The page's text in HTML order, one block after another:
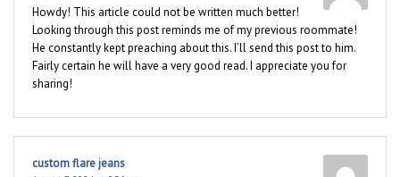
Howdy! This article could not be written much better!
Looking through this post reminds me of my previous roommate!
He constantly kept preaching about this. I’ll send this post to him.
Fairly certain he will have a very good read. I appreciate you for
sharing!
custom flare jeans